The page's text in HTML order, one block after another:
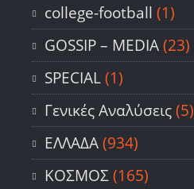
college-football (1)
GOSSIP – ΜΕDIA(23)
SPECIAL(1)
Γενικές Αναλύσεις(5)
ΕΛΛΑΔΑ(934)
ΚΟΣΜΟΣ(165)